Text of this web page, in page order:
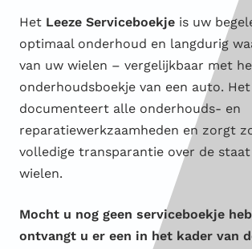
Het Leeze Serviceboekje is uw
optimaal onderhoud en langdurig
van uw wielen – vergelijkbaar met
onderhoudsboekje van een auto. Het
documenteert alle onderhouds- en
reparatiewerkzaamheden en zorgt
volledige transparantie over de
wielen.
Mocht u nog geen serviceboekje
ontvangt u er een in het kader van